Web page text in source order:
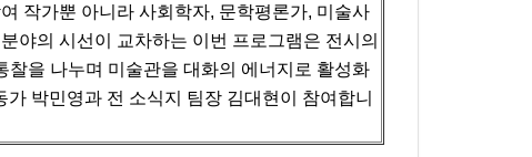
작가뿐 아니라 사회학자, 문학평론가, 미술사
야의 시선이 교차하는 이번 프로그램은 전시의
을 나누며 미술관을 대화의 에너지로 활성화
박민영과 전 소식지 팀장 김대현이 참여합니